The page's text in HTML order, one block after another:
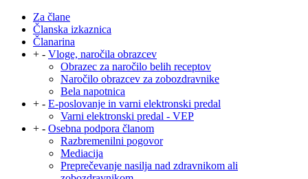
Za člane
Članska izkaznica
Članarina
+ - Vloge, naročila obrazcev
Obrazec za naročilo belih receptov
Naročilo obrazcev za zobozdravnike
Bela napotnica
+ - E-poslovanje in varni elektronski predal
Varni elektronski predal - VEP
+ - Osebna podpora članom
Razbremenilni pogovor
Mediacija
Preprečevanje nasilja nad zdravnikom ali